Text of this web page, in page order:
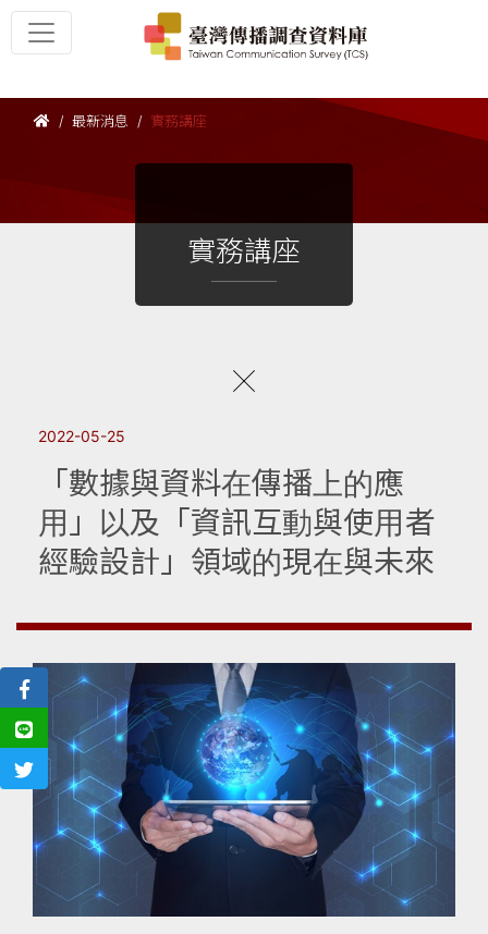
最新消息 實務講座
實務講座
2022-05-25
「數據與資料在傳播上的應
用」以及「資訊互動與使用者
經驗設計」領域的現在與未來